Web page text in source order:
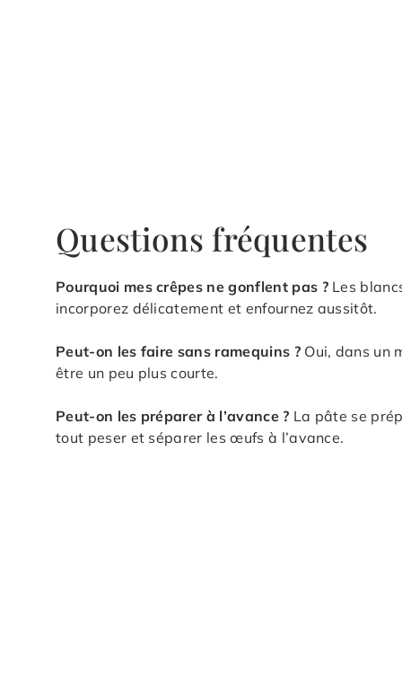
Questions fréquentes
Pourquoi mes crêpes ne gonflent pas ?Les
incorporez délicatement et enfournez aussitôt.
Peut-on les faire sans ramequins ?Oui, dans un
être un peu plus courte.
Peut-on les préparer à l’avance ? La pâte se
tout peser et séparer les œufs à l’avance.